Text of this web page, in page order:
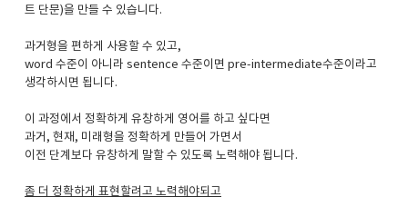
트 단문)을 만들 수 있습니다.
과거형을 편하게 사용할 수 있고,
word 수준이 아니라 sentence 수준이면 pre-intermediate수준이라고
생각하시면 됩니다.
이 과정에서 정확하게 유창하게 영어를 하고 싶다면
과거, 현재, 미래형을 정확하게 만들어 가면서
이전 단계보다 유창하게 말할 수 있도록 노력해야 됩니다.
좀 더 정확하게 표현할려고 노력해야되고